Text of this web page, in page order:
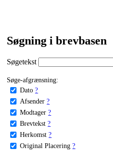
Søgning i brevbasen
Søgetekst
Søge-afgrænsning:
Dato ?
Afsender ?
Modtager ?
Brevtekst ?
Herkomst ?
Original Placering ?